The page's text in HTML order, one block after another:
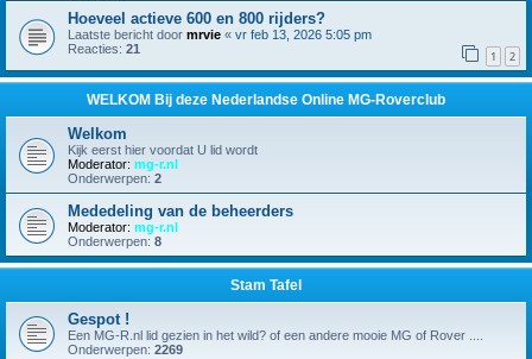
Hoeveel actieve 600 en 800 rijders?
Laatste bericht door mrvie « vr feb 13, 2026 5:05 pm
Reacties: 21 1 2
WELKOM Bij deze Nederlandse Online MG-Roverclub
Welkom
Kijk eerst hier voordat U lid wordt
Moderator: mg-r.nl
Onderwerpen: 2
Mededeling van de beheerders
Moderator: mg-r.nl
Onderwerpen: 8
Stam Tafel
Gespot !
Een MG-R.nl lid gezien in het wild? of een andere mooie MG of Rover ....
Onderwerpen: 2269